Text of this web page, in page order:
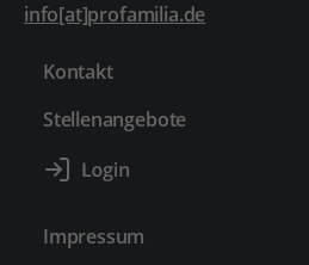
info[at]profamilia.de
Kontakt
Stellenangebote
Impressum